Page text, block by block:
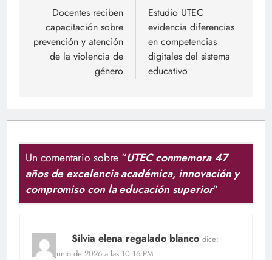
entradas
Docentes reciben
capacitación sobre
prevención y atención
de la violencia de
género
Estudio UTEC
evidencia diferencias
en competencias
digitales del sistema
educativo
Un comentario sobre “UTEC conmemora 47
años de excelencia académica, innovación y
compromiso con la educación superior”
Silvia elena regalado blanco dice:
20 de junio de 2026 a las 10:16 PM